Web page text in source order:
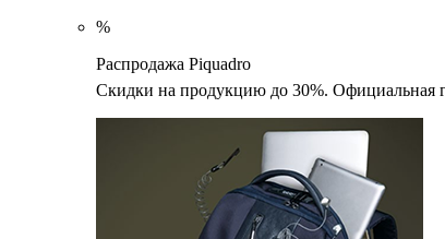
%
Распродажа Piquadro
Скидки на продукцию до 30%. Официальная